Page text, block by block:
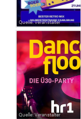
Quelle: Veranstalter
Quelle: Veranstalter